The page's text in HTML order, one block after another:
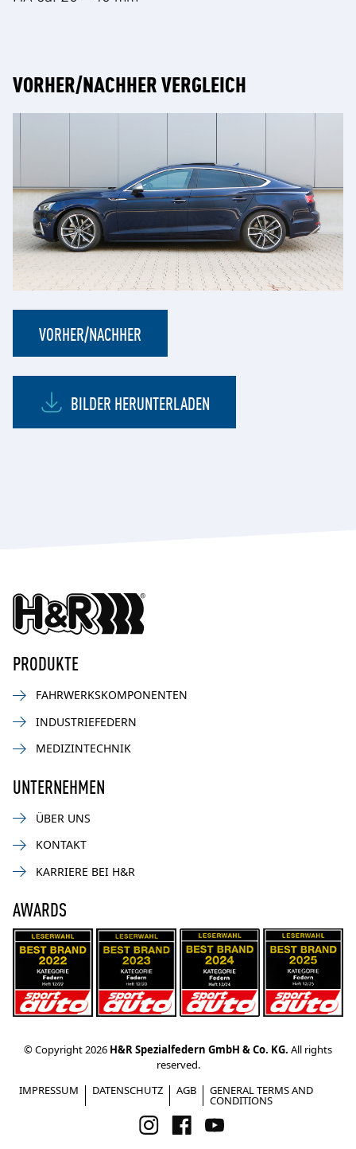
VORHER/NACHHER VERGLEICH
VORHER/NACHHER
BILDER HERUNTERLADEN
PRODUKTE
FAHRWERKSKOMPONENTEN
INDUSTRIEFEDERN
MEDIZINTECHNIK
UNTERNEHMEN
ÜBER UNS
KONTAKT
KARRIERE BEI H&R
AWARDS
© Copyright 2026 H&R Spezialfedern GmbH & Co. KG. All rights
reserved.
IMPRESSUM
DATENSCHUTZ AGB GENERAL TERMS AND
CONDITIONS